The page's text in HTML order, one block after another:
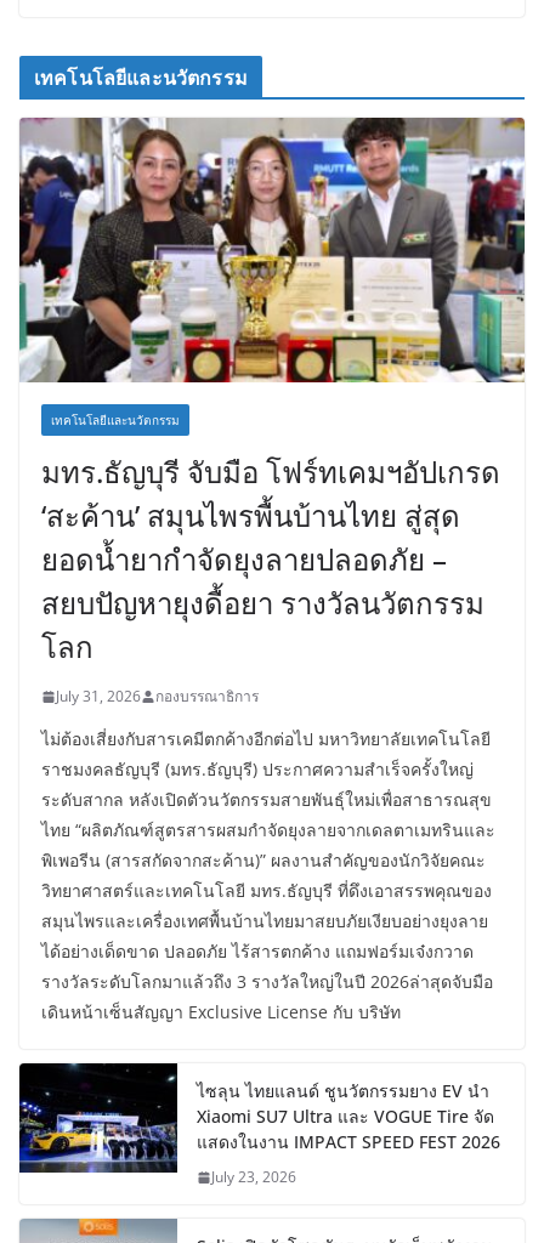
เทคโนโลยีและนวัตกรรม
เทคโนโลยีและนวัตกรรม
มทร.ธัญบุรี จับมือ โฟร์ทเคมฯอัปเกรด
‘สะค้าน’ สมุนไพรพื้นบ้านไทย สู่สุด
ยอดน้ำยากำจัดยุงลายปลอดภัย –
สยบปัญหายุงดื้อยา รางวัลนวัตกรรม
โลก
July 31, 2026 กองบรรณาธิการ
ไม่ต้องเสี่ยงกับสารเคมีตกค้างอีกต่อไป มหาวิทยาลัยเทคโนโลยี
ราชมงคลธัญบุรี (มทร.ธัญบุรี) ประกาศความสำเร็จครั้งใหญ่
ระดับสากล หลังเปิดตัวนวัตกรรมสายพันธุ์ใหม่เพื่อสาธารณสุข
ไทย “ผลิตภัณฑ์สูตรสารผสมกำจัดยุงลายจากเดลตาเมทรินและ
พิเพอรีน (สารสกัดจากสะค้าน)” ผลงานสำคัญของนักวิจัยคณะ
วิทยาศาสตร์และเทคโนโลยี มทร.ธัญบุรี ที่ดึงเอาสรรพคุณของ
สมุนไพรและเครื่องเทศพื้นบ้านไทยมาสยบภัยเงียบอย่างยุงลาย
ได้อย่างเด็ดขาด ปลอดภัย ไร้สารตกค้าง แถมฟอร์มเจ๋งกวาด
รางวัลระดับโลกมาแล้วถึง 3 รางวัลใหญ่ในปี 2026ล่าสุดจับมือ
เดินหน้าเซ็นสัญญา Exclusive License กับ บริษัท
ไซลุน ไทยแลนด์ ชูนวัตกรรมยาง EV นำ
Xiaomi SU7 Ultra และ VOGUE Tire จัด
แสดงในงาน IMPACT SPEED FEST 2026
July 23, 2026